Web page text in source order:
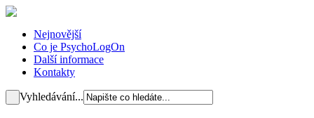
Nejnovější
Co je PsychoLogOn
Další informace
Kontakty
Vyhledávání...